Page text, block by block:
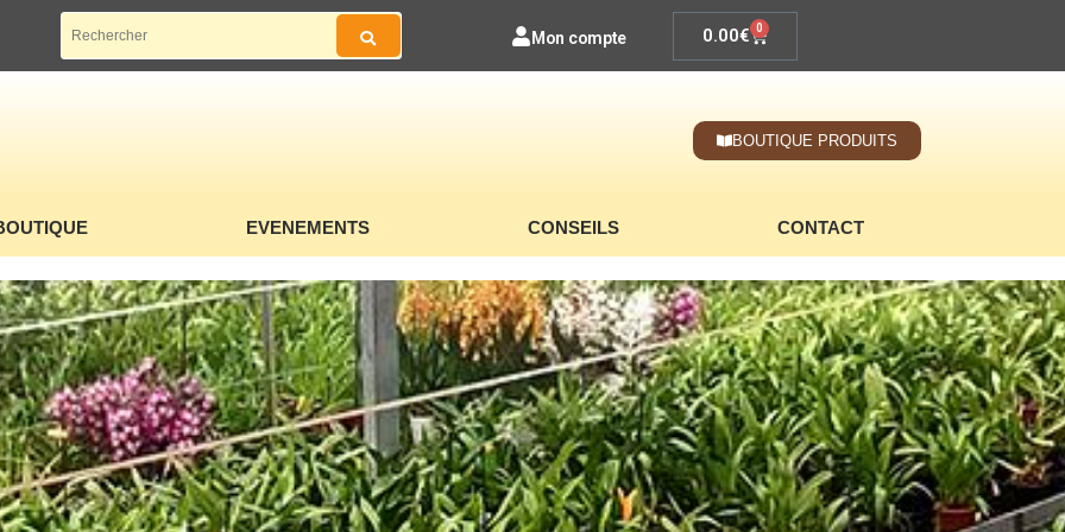
Mon compte 0.00€ 0
BOUTIQUE PRODUITS
EVENEMENTS CONSEILS CONTACT